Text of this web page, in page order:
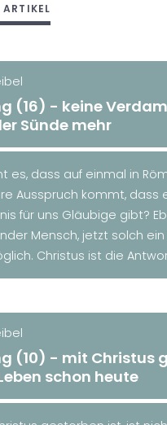
(16) - keine
Sünde mehr
es, dass auf einmal in
Ausspruch kommt, dass
für uns Gläubige gibt?
Mensch, jetzt solch ein
Christus ist die
(10) - mit Christus
schon heute